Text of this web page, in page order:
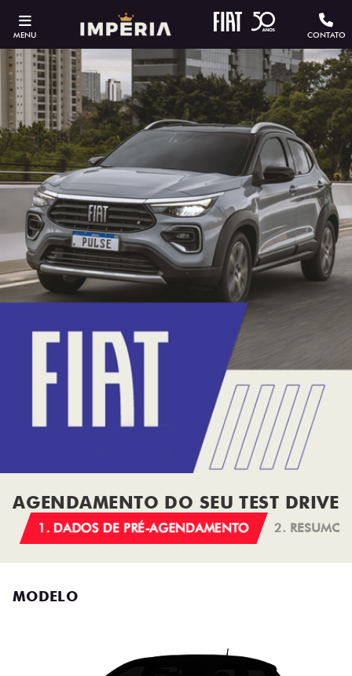
MENU CONTATO
AGENDAMENTO DO SEU TEST DRIVE
1. DADOS DE PRÉ-AGENDAMENTO 2. RESUMO
MODELO